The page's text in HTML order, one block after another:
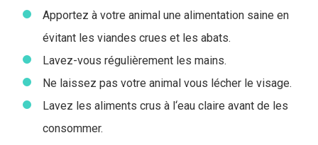
Apportez à votre animal une alimentation saine en
évitant les viandes crues et les abats.
Lavez-vous régulièrement les mains.
Ne laissez pas votre animal vous lécher le visage.
Lavez les aliments crus à l‘eau claire avant de les
consommer.